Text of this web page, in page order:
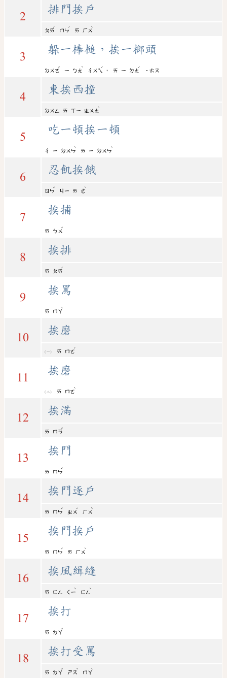
2
排門挨戶
ㄆㄞ
ˊ
ㄇㄣ
ˊ
ㄞ ㄏㄨ
ˋ
3
躲一棒槌，挨一榔頭
ㄉㄨㄛ
ˇ
ㄧ ㄅㄤ
ˋ
ㄔㄨㄟ
ˊ
， ㄞ ㄧ ㄌㄤ
ˊ
˙ㄊㄡ
4
東挨西撞
ㄉㄨㄥ ㄞ ㄒㄧ ㄓㄨㄤ
ˋ
5
吃一頓挨一頓
ㄔ ㄧ ㄉㄨㄣ
ˋ
ㄞ ㄧ ㄉㄨㄣ
ˋ
6
忍飢挨餓
ㄖㄣ
ˇ
ㄐㄧ ㄞ ㄜ
ˋ
7
挨捕
ㄞ ㄅㄨ
ˇ
8
挨排
ㄞ ㄆㄞ
ˊ
9
挨罵
ㄞ ㄇㄚ
ˋ
10
挨磨
ㄞ ㄇㄛ
ˊ
11
挨磨
ㄞ ㄇㄛ
ˋ
12
挨滿
ㄞ ㄇㄢ
ˇ
13
挨門
ㄞ ㄇㄣ
ˊ
14
挨門逐戶
ㄞ ㄇㄣ
ˊ
ㄓㄨ
ˊ
ㄏㄨ
ˋ
15
挨門挨戶
ㄞ ㄇㄣ
ˊ
ㄞ ㄏㄨ
ˋ
16
挨風緝縫
ㄞ ㄈㄥ ㄑㄧ
ˋ
ㄈㄥ
ˋ
17
挨打
ㄞ ㄉㄚ
ˇ
18
挨打受罵
ㄞ ㄉㄚ
ˇ
ㄕㄡ
ˋ
ㄇㄚ
ˋ